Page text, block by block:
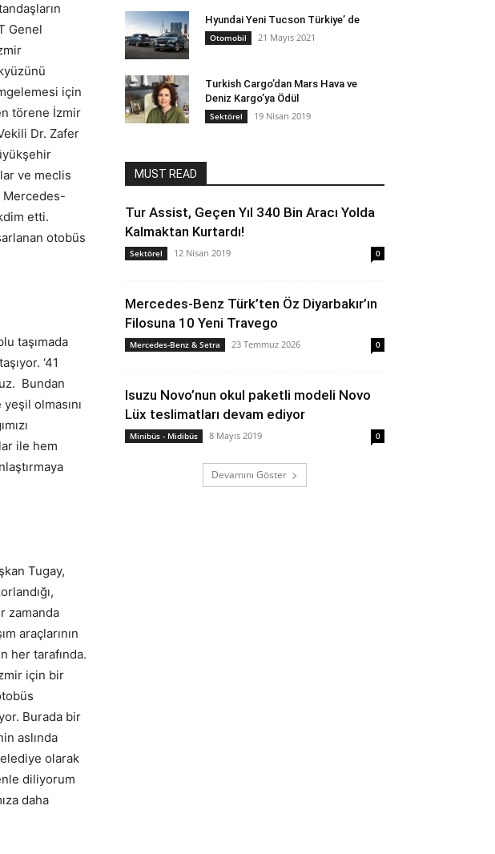
Genel
için
törene İzmir
Dr. Zafer
ve meclis
Mercedes-
etti.
otobüs
taşımada
‘41
Bundan
olmasını
ile hem
Tugay,
zamanda
araçlarının
her tarafında.
için bir
Burada bir
aslında
olarak
diliyorum
daha
Hyundai Yeni Tucson Türkiye’ de
Otomobil 21 Mayıs 2021
Turkish Cargo’dan Mars Hava ve
Deniz Kargo’ya Ödül
Sektörel 19 Nisan 2019
MUST READ
Tur Assist, Geçen Yıl 340 Bin Aracı Yolda
Kalmaktan Kurtardı!
Sektörel 12 Nisan 2019 0
Mercedes-Benz Türk’ten Öz Diyarbakır’ın
Filosuna 10 Yeni Travego
Mercedes-Benz & Setra 23 Temmuz 2026 0
Isuzu Novo’nun okul paketli modeli Novo
Lüx teslimatları devam ediyor
Minibüs - Midibüs 8 Mayıs 2019 0
Devamını Göster